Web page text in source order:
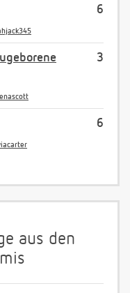
6
3
6
aus den